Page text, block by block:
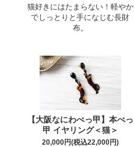
猫好きにはたまらない！軽やか
でしっとりと手になじむ長財
布。
【大阪なにわべっ甲】本べっ
甲 イヤリング＜猫＞
20,000円(税込22,000円)